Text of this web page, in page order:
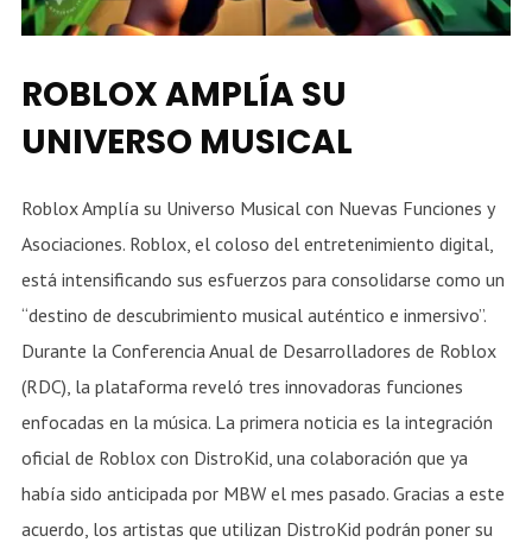
ROBLOX AMPLÍA SU
UNIVERSO MUSICAL
Roblox Amplía su Universo Musical con Nuevas Funciones y
Asociaciones. Roblox, el coloso del entretenimiento digital,
está intensificando sus esfuerzos para consolidarse como un
“destino de descubrimiento musical auténtico e inmersivo”.
Durante la Conferencia Anual de Desarrolladores de Roblox
(RDC), la plataforma reveló tres innovadoras funciones
enfocadas en la música. La primera noticia es la integración
oficial de Roblox con DistroKid, una colaboración que ya
había sido anticipada por MBW el mes pasado. Gracias a este
acuerdo, los artistas que utilizan DistroKid podrán poner su